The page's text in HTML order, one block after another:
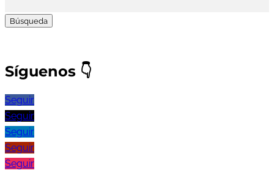
Síguenos 👇
Seguir
Seguir
Seguir
Seguir
Seguir